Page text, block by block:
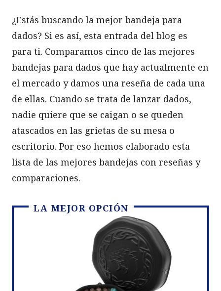
¿Estás buscando la mejor bandeja para
dados? Si es así, esta entrada del blog es
para ti. Comparamos cinco de las mejores
bandejas para dados que hay actualmente en
el mercado y damos una reseña de cada una
de ellas. Cuando se trata de lanzar dados,
nadie quiere que se caigan o se queden
atascados en las grietas de su mesa o
escritorio. Por eso hemos elaborado esta
lista de las mejores bandejas con reseñas y
comparaciones.
LA MEJOR OPCIÓN